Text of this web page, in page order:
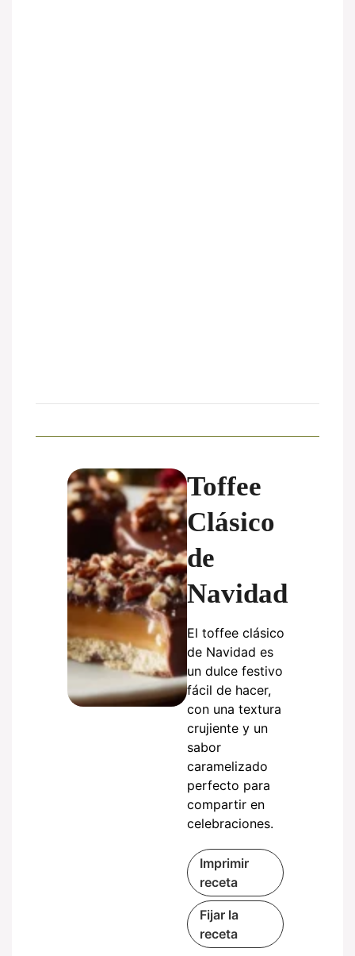
Toffee
Clásico
de
Navidad
El toffee clásico
de Navidad es
un dulce festivo
fácil de hacer,
con una textura
crujiente y un
sabor
caramelizado
perfecto para
compartir en
celebraciones.
Imprimir
receta
Fijar la
receta